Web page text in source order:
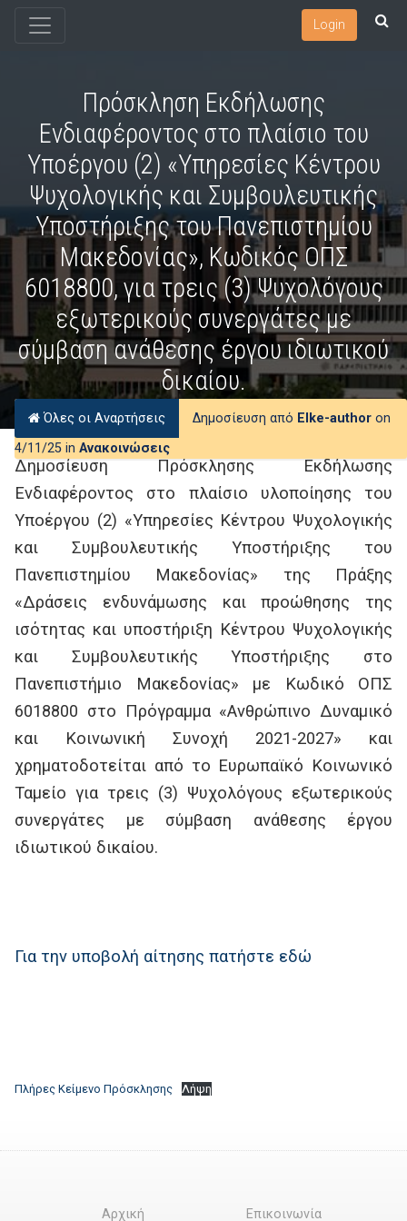
Login
Πρόσκληση Εκδήλωσης
Ενδιαφέροντος στο πλαίσιο του
Υποέργου (2) «Υπηρεσίες Κέντρου
Ψυχολογικής και Συμβουλευτικής
Υποστήριξης του Πανεπιστημίου
Μακεδονίας», Κωδικός ΟΠΣ
6018800, για τρεις (3) Ψυχολόγους
εξωτερικούς συνεργάτες με
σύμβαση ανάθεσης έργου ιδιωτικού
δικαίου.
Όλες οι Αναρτήσεις Δημοσίευση από Elke-author on
4/11/25 in Ανακοινώσεις
Δημοσίευση Πρόσκλησης Εκδήλωσης
Ενδιαφέροντος στο πλαίσιο υλοποίησης του
Υποέργου (2) «Υπηρεσίες Κέντρου Ψυχολογικής
και Συμβουλευτικής Υποστήριξης του
Πανεπιστημίου Μακεδονίας» της Πράξης
«Δράσεις ενδυνάμωσης και προώθησης της
ισότητας και υποστήριξη Κέντρου Ψυχολογικής
και Συμβουλευτικής Υποστήριξης στο
Πανεπιστήμιο Μακεδονίας» με Κωδικό ΟΠΣ
6018800 στο Πρόγραμμα «Ανθρώπινο Δυναμικό
και Κοινωνική Συνοχή 2021-2027» και
χρηματοδοτείται από το Ευρωπαϊκό Κοινωνικό
Ταμείο για τρεις (3) Ψυχολόγους εξωτερικούς
συνεργάτες με σύμβαση ανάθεσης έργου
ιδιωτικού δικαίου.
Για την υποβολή αίτησης πατήστε εδώ
Πλήρες Κείμενο Πρόσκλησης Λήψη
Αρχική Επικοινωνία